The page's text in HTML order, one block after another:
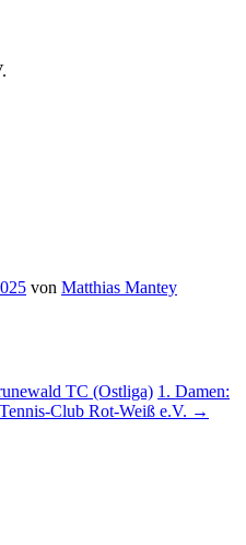
von Matthias Mantey
TC (Ostliga) 1. Damen:
Club Rot-Weiß e.V. →